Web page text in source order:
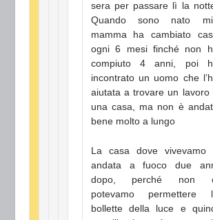
sera per passare lì la
Quando sono nato
mamma ha cambiato
ogni 6 mesi finché non
compiuto 4 anni, poi
incontrato un uomo che
aiutata a trovare un lavoro
una casa, ma non è
bene molto a lungo
La casa dove vivevamo
andata a fuoco due
dopo, perché non
potevamo permettere
bollette della luce e